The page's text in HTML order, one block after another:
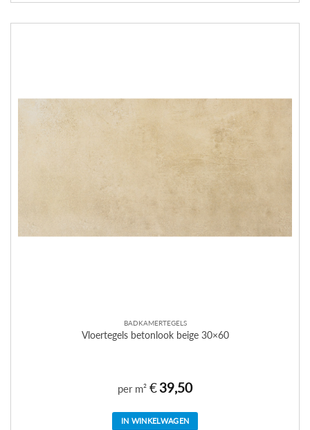
BADKAMERTEGELS
Vloertegels betonlook beige 30×60
per m² €39,50
IN WINKELWAGEN